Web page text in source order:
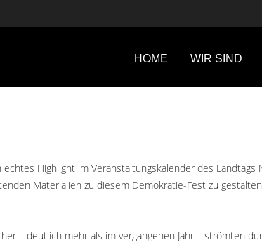
HOME WIR SIND
Highlight im Veranstaltungskalender des Landtags
Materialien zu diesem Demokratie-Fest zu
– deutlich mehr als im vergangenen Jahr – strömten